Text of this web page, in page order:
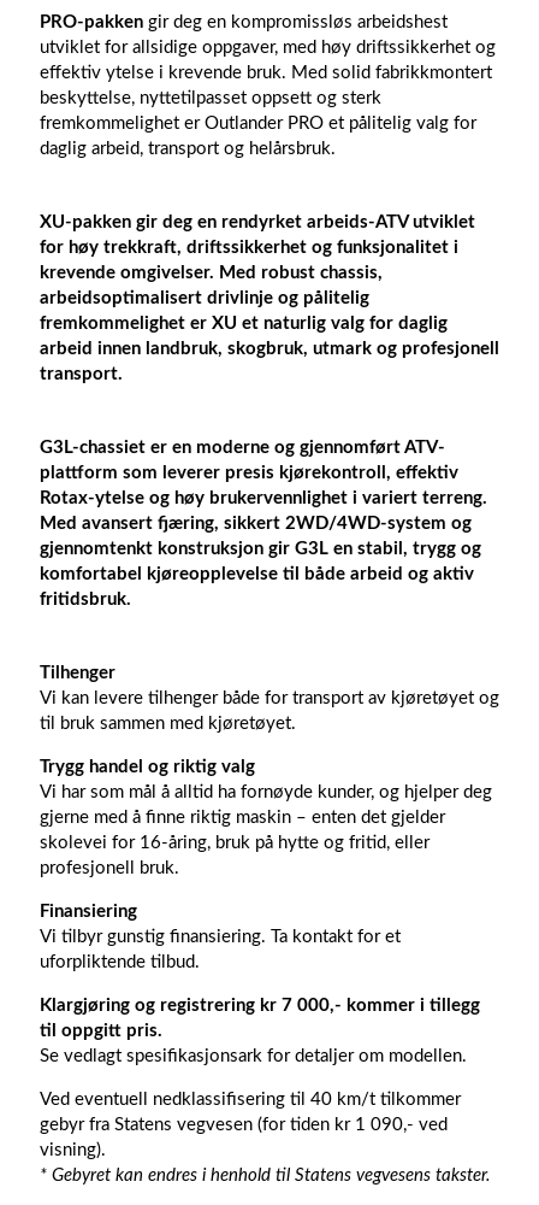
PRO-pakkengir deg en kompromissløs arbeidshest
utviklet for allsidige oppgaver, med høy driftssikkerhet og
effektiv ytelse i krevende bruk. Med solid fabrikkmontert
beskyttelse, nyttetilpasset oppsett og sterk
fremkommelighet er Outlander PRO et pålitelig valg for
daglig arbeid, transport og helårsbruk.
XU-pakkengir deg en rendyrket arbeids-ATV utviklet
for høy trekkraft, driftssikkerhet og funksjonalitet i
krevende omgivelser. Med robust chassis,
arbeidsoptimalisert drivlinje og pålitelig
fremkommelighet er XU et naturlig valg for daglig
arbeid innen landbruk, skogbruk, utmark og profesjonell
transport.
G3L-chassieter en moderne og gjennomført ATV-
plattform som leverer presis kjørekontroll, effektiv
Rotax-ytelse og høy brukervennlighet i variert terreng.
Med avansert fjæring, sikkert 2WD/4WD-system og
gjennomtenkt konstruksjon gir G3L en stabil, trygg og
komfortabel kjøreopplevelse til både arbeid og aktiv
fritidsbruk.
Tilhenger
Vi kan levere tilhenger både for transport av kjøretøyet og
til bruk sammen med kjøretøyet.
Trygg handel og riktig valg
Vi har som mål å alltid ha fornøyde kunder, og hjelper deg
gjerne med å finne riktig maskin – enten det gjelder
skolevei for 16-åring, bruk på hytte og fritid, eller
profesjonell bruk.
Finansiering
Vi tilbyr gunstig finansiering. Ta kontakt for et
uforpliktende tilbud.
Klargjøring og registrering kr 7 000,- kommer i tillegg
til oppgitt pris.
Se vedlagt spesifikasjonsark for detaljer om modellen.
Ved eventuell nedklassifisering til 40 km/t tilkommer
gebyr fra Statens vegvesen (for tiden kr 1 090,- ved
visning).
* Gebyret kan endres i henhold til Statens vegvesens takster.